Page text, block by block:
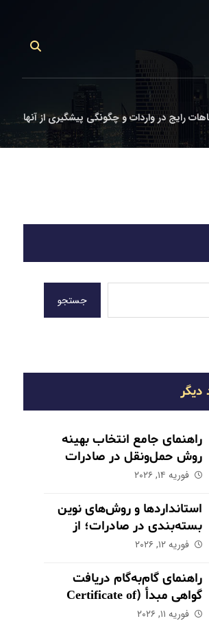
رایج در واردات و چگونگی پیشگیری از آنها
جستجو
دیگر
راهنمای جامع انتخاب بهینه
روش حمل‌ونقل در صادرات
فوریه ۱۴, ۲۰۲۶
استانداردها و روش‌های نوین
بسته‌بندی در صادرات؛ از
حفاظت تا بازاریابی
فوریه ۱۲, ۲۰۲۶
راهنمای گام‌به‌گام دریافت
گواهی مبدأ (Certificate of
Origin) برای کالاهای صادراتی
فوریه ۱۱, ۲۰۲۶